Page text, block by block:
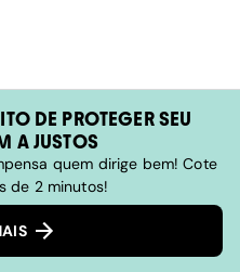
DE PROTEGER SEU
A JUSTOS
quem dirige bem! Cote
de 2 minutos!